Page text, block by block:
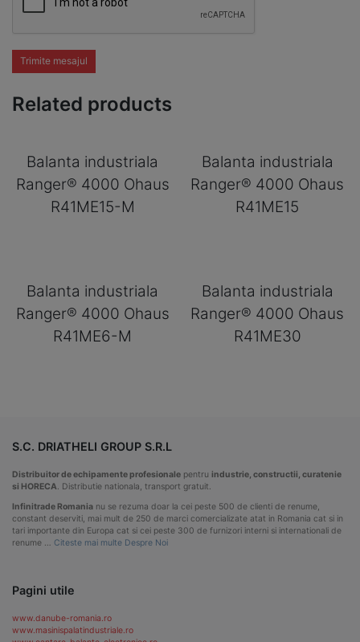
Trimite mesajul
Related products
Balanta industriala
Ranger® 4000 Ohaus
R41ME15-M
Balanta industriala
Ranger® 4000 Ohaus
R41ME15
Balanta industriala
Ranger® 4000 Ohaus
R41ME6-M
Balanta industriala
Ranger® 4000 Ohaus
R41ME30
S.C. DRIATHELI GROUP S.R.L
Distribuitor de echipamente profesionale pentru industrie, constructii, curatenie
si HORECA . Distributie nationala, transport gratuit.
Infinitrade Romania nu se rezuma doar la cei peste 500 de clienti de renume,
constant deserviti, mai mult de 250 de marci comercializate atat in Romania cat si in
tari importante din Europa cat si cei peste 300 de furnizori interni si internationali de
renume … Citeste mai multe Despre Noi
Pagini utile
www.danube-romania.ro
www.masinispalatindustriale.ro